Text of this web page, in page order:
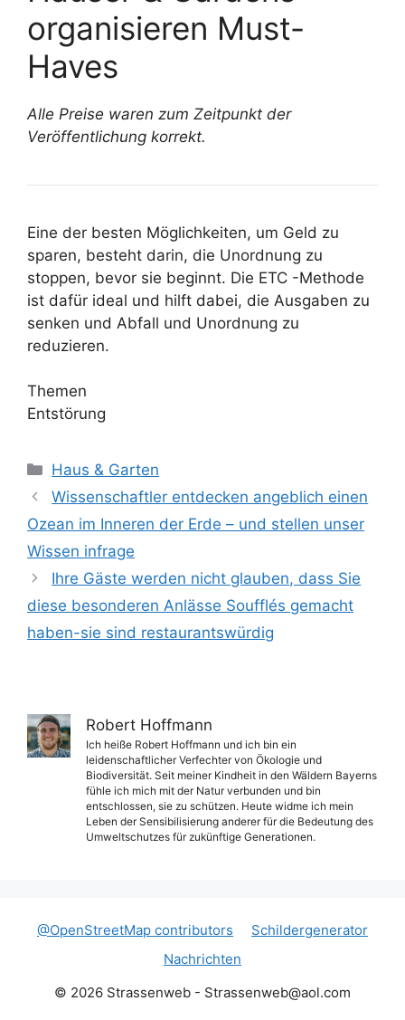
organisieren Must-
Haves
Alle Preise waren zum Zeitpunkt der
Veröffentlichung korrekt.
Eine der besten Möglichkeiten, um Geld zu
sparen, besteht darin, die Unordnung zu
stoppen, bevor sie beginnt. Die ETC -Methode
ist dafür ideal und hilft dabei, die Ausgaben zu
senken und Abfall und Unordnung zu
reduzieren.
Themen
Entstörung
Kategorien
Haus & Garten
Wissenschaftler entdecken angeblich einen
Ozean im Inneren der Erde – und stellen unser
Wissen infrage
Ihre Gäste werden nicht glauben, dass Sie
diese besonderen Anlässe Soufflés gemacht
haben-sie sind restaurantswürdig
Robert Hoffmann
Ich heiße Robert Hoffmann und ich bin ein
leidenschaftlicher Verfechter von Ökologie und
Biodiversität. Seit meiner Kindheit in den Wäldern Bayerns
fühle ich mich mit der Natur verbunden und bin
entschlossen, sie zu schützen. Heute widme ich mein
Leben der Sensibilisierung anderer für die Bedeutung des
Umweltschutzes für zukünftige Generationen.
@OpenStreetMap contributors
Schildergenerator
Nachrichten
© 2026 Strassenweb - Strassenweb@aol.com